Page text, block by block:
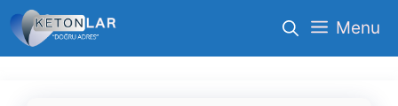
İçeriğe
atla
Menu